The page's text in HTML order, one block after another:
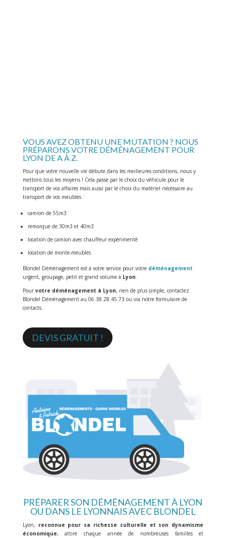
VOUS AVEZ OBTENU UNE MUTATION ? NOUS
PRÉPARONS VOTRE DÉMÉNAGEMENT POUR
LYON DE A À Z.
Pour que votre nouvelle vie débute dans les meilleures conditions, nous y
mettons tous les moyens ! Cela passe par le choix du véhicule pour le
transport de vos affaires mais aussi par le choix du matériel nécessaire au
transport de vos meubles :
camion de 55m3
remorque de 30m3 et 40m3
location de camion avec chauffeur expérimenté
location de monte-meubles
Blondel Déménagement est à votre service pour votre déménagement
urgent, groupage, petit et grand volume à Lyon
Pour votre déménagement à Lyon, rien de plus simple, contactez
Blondel Déménagement au 06.38.28.45.73 ou via notre formulaire de
contacts.
DEVIS GRATUIT !
PRÉPARER SON DÉMÉNAGEMENT À LYON
OU DANS LE LYONNAIS AVEC BLONDEL
Lyon, reconnue pour sa richesse culturelle et son dynamisme
économique, attire chaque année de nombreuses familles et